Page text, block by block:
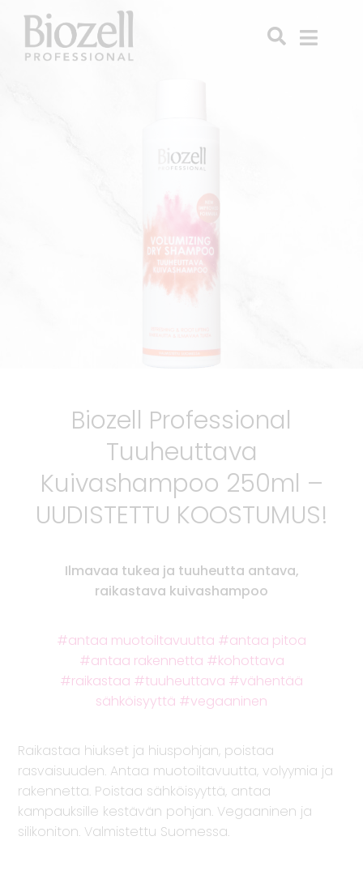
Biozell Professional
Tuuheuttava
Kuivashampoo 250ml –
UUDISTETTU KOOSTUMUS!
Ilmavaa tukea ja tuuheutta antava,
raikastava kuivashampoo
antaa muotoiltavuutta
antaa pitoa
antaa rakennetta
kohottava
raikastaa
tuuheuttava
vähentää
sähköisyyttä
vegaaninen
Raikastaa hiukset ja hiuspohjan, poistaa
rasvaisuuden. Antaa muotoiltavuutta, volyymia ja
rakennetta. Poistaa sähköisyyttä, antaa
kampauksille kestävän pohjan. Vegaaninen ja
silikoniton. Valmistettu Suomessa.